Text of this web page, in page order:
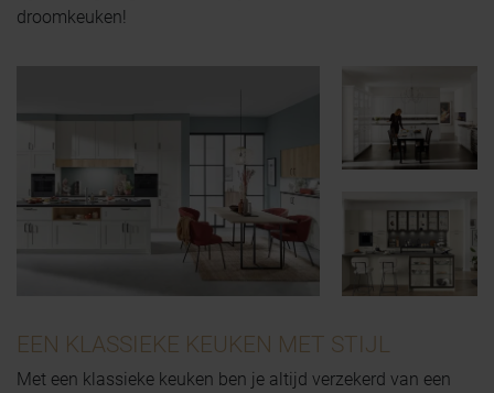
droomkeuken!
EEN KLASSIEKE KEUKEN MET STIJL
Met een klassieke keuken ben je altijd verzekerd van een